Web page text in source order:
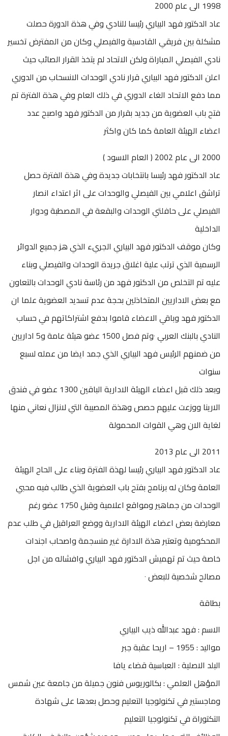
1998 الى عام 2000
عاد الدكتور فهد البياري رئيسا للنادي وفي هذة الدورة حصلت
مشكلة بين فريقي القادسية والفيصلي وكان من المفترض تخسير
نادي الفيصلي المباراة ولكن الاتحاد لم يتخذ القرار الصائب حيث
اعلن الدكتور فهد البياري قرار نادي الوحدات الانسحاب من الدوري
مما دفع الاتحاد الغاء الدوري في ذلك العام وفي هذة الفترة تم
فتح باب العضوية من جديد بقرار من الدكتور فهد واصبح عدد
اعضاء الهيئة العامة كما كان واكثر
2000 الى عام 2002 ( العام الاسود )
عاد الدكتور فهد رئيسا بانتخابات جديدة وفي هذة الفترة حصل
تراشق اعلامي بين الفيصلي والوحدات على اثر اعتداء انصار
الفيصلي على حافلتي الوحدات والبقعة في المصطبة ودوار
الداخلية
وكان موقف الدكتور فهد البياري الجريء الذي هز جميع الدوائر
الرسمية الذي ترتب علية اغلاق جريدة الوحدات والفيصلي وبناء
عليه تم التخلص من الدكتور فهد من رئاسة نادي الوحدات بالتعاون
مع بعض الاداريين المتخاذلين بحجة عدم تسديد العضوية علما ان
الدكتور فهد وباقي الاعضاء قاموا بدفع اشتراكاتهم في حساب
النادي بالبنك العربي ٠وتم فصل 1500 عضو هيئة عامة و5 اداريين
من ضمنهم الرئيس فهد البياري الذي جمد ايضا من عمله لسبع
سنوات
وبعد ذلك قبل اعضاء الهيئة الادارية الباقين 1300 عضو في فندق
الارينا ووزعت عليهم حصص وهذة المصيبة التي لانزال نعاني منها
لغاية الان وهي القوات المحمولة
2011 الى عام 2013
عاد الدكتور فهد البياري رئيسا لهذة الفترة وبناء على الحاح الهيئة
العامة وكان له برنامج بفتح باب العضوية الذي طالب فيه محبي
الوحدات من جماهير ومواقع اعلامية وقبل 1750 عضو رغم
معارضة بعض اعضاء الهيئة الادارية ووضع العراقيل في طلب عدم
المحكومية وتعتبر هذة الادارة غير منسجمة واصحاب اجندات
خاصة حيث تم تهميش الدكتور فهد البياري وافشاله من اجل
مصالح شخصية للبعض ٠
بطاقة
الاسم : فهد عبدالله ذيب البياري
مواليد : 1955 – اريحا عقبة جبر
البلد الاصلية : العباسية قضاء يافا
المؤهل العلمي : بكالوريوس فنون جميلة من جامعة عين شمس
وماجستير في تكنولوجيا التعليم وحصل بعدها على شهادة
التكتوراة في تكنولوجيا التعليم